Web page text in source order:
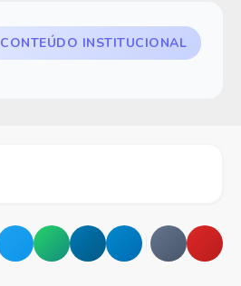
CONTEÚDO INSTITUCIONAL